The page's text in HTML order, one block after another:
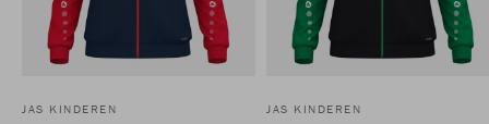
JAS KINDEREN JAS KINDEREN